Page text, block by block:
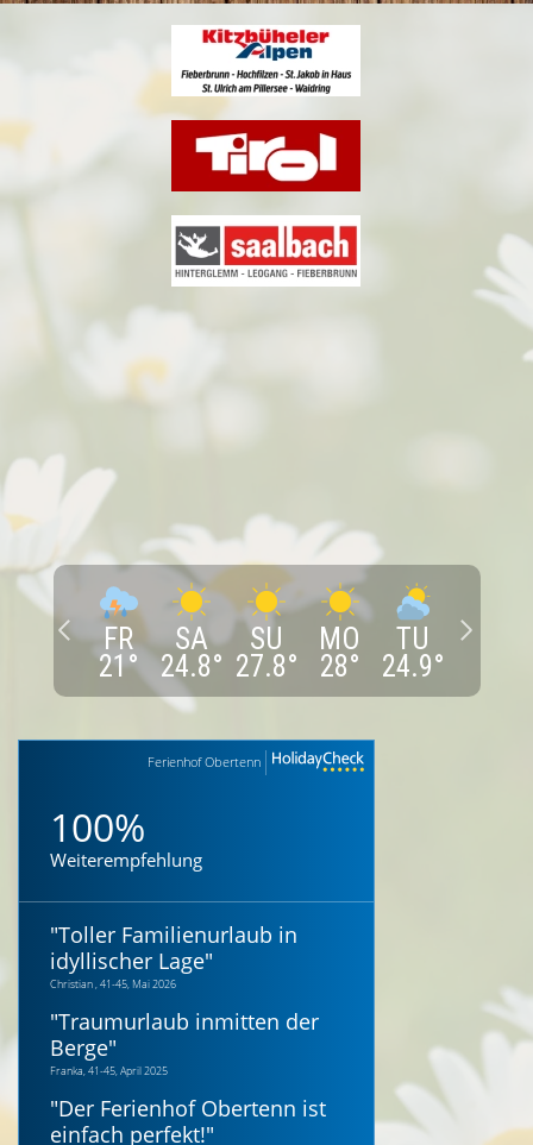
FR
21°
SA
24.8°
SU
27.8°
MO
28°
TU
24.9°
Ferienhof Obertenn
100%
Weiterempfehlung
"Toller Familienurlaub in
idyllischer Lage"
Christian , 41-45, Mai 2026
"Traumurlaub inmitten der
Berge"
Franka, 41-45, April 2025
"Der Ferienhof Obertenn ist
einfach perfekt!"